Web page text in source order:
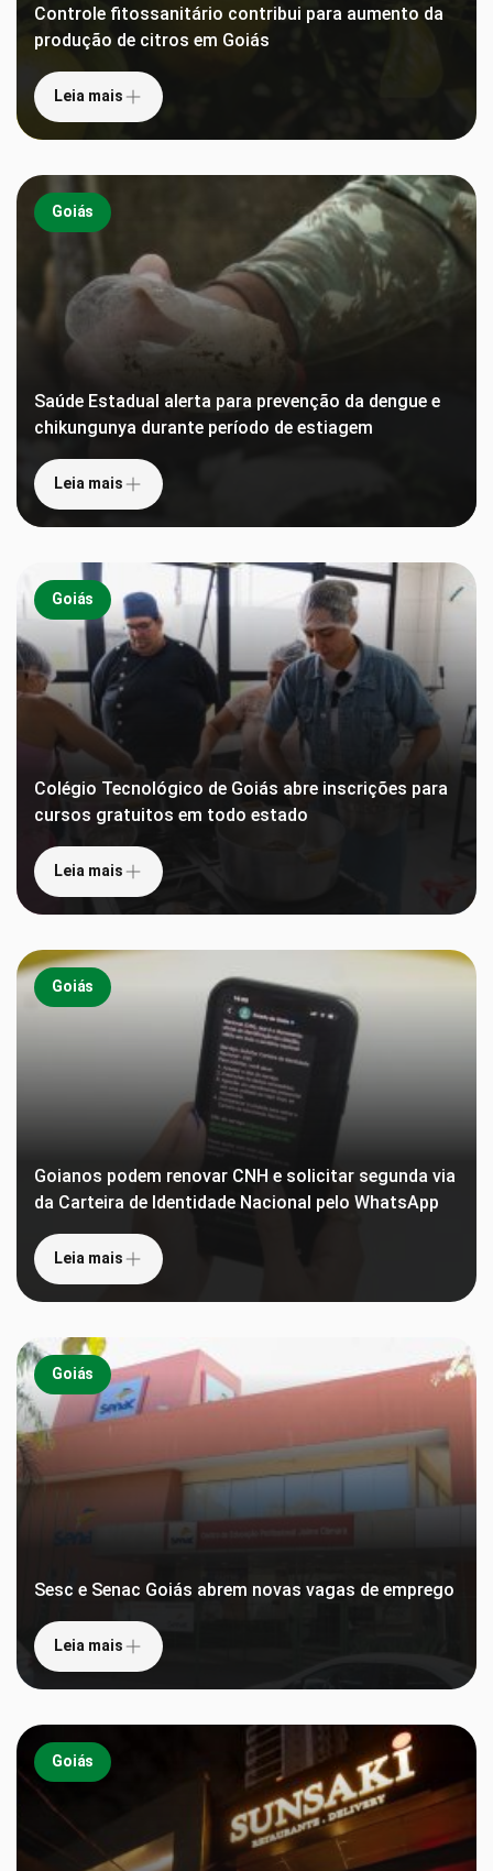
Controle fitossanitário contribui para aumento da
produção de citros em Goiás
Leia mais
Goiás
Saúde Estadual alerta para prevenção da dengue e
chikungunya durante período de estiagem
Leia mais
Goiás
Colégio Tecnológico de Goiás abre inscrições para
cursos gratuitos em todo estado
Leia mais
Goiás
Goianos podem renovar CNH e solicitar segunda via
da Carteira de Identidade Nacional pelo WhatsApp
Leia mais
Goiás
Sesc e Senac Goiás abrem novas vagas de emprego
Leia mais
Goiás